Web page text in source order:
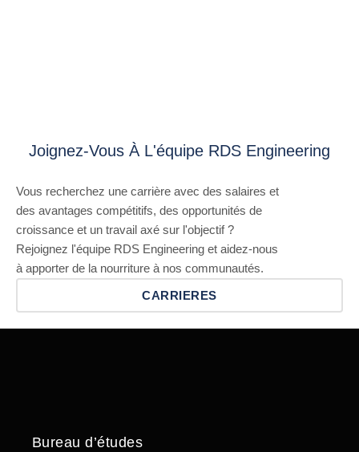
Joignez-Vous À L'équipe RDS Engineering
Vous recherchez une carrière avec des salaires et
des avantages compétitifs, des opportunités de
croissance et un travail axé sur l'objectif ?
Rejoignez l'équipe RDS Engineering et aidez-nous
à apporter de la nourriture à nos communautés.
CARRIERES
Bureau d’études